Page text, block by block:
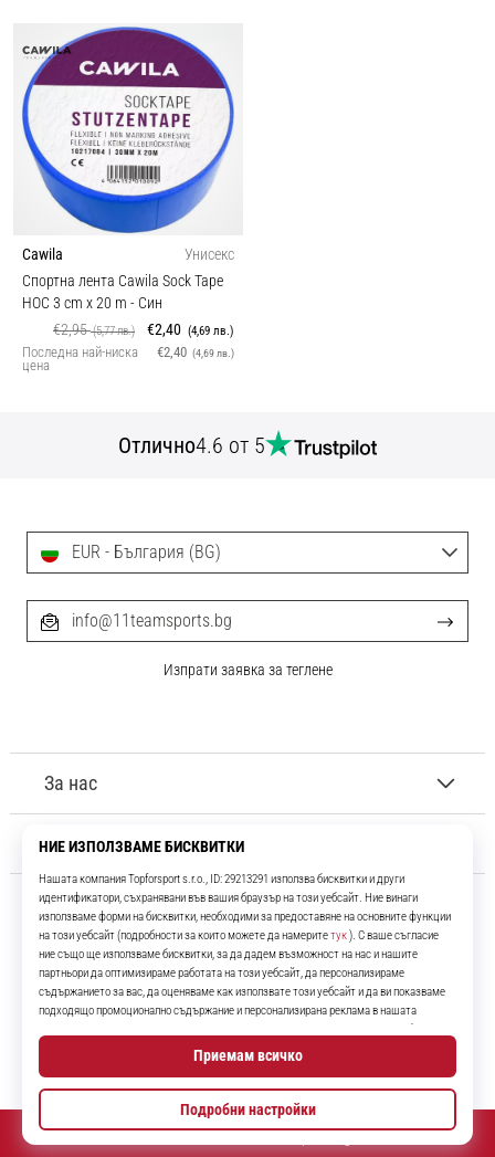
Cawila
Унисекс
Спортна лента Cawila Sock Tape
HOC 3 cm x 20 m - Син
€2,95(5,77 лв.) €2,40 (4,69 лв.)
Последна най-ниска
цена
€2,40 (4,69 лв.)
Отлично4.6 от 5
11teamsports.bg
Повече от 16 години ние сме ваши съотборници, представяйки ви
най-добрите и най-новите футболни продукти.
InstagramYouTube
За нас
Обслужване на клиенти
EUR - България (BG)
info@11teamsports.bg
Изпрати заявка за теглене